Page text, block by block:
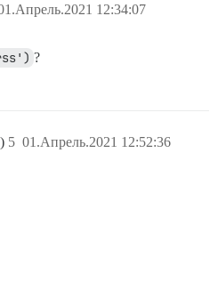
12:34:07
?
01.Апрель.2021 12:52:36
5